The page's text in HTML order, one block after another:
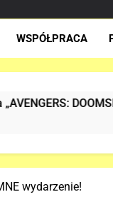
Nowy
WSPÓŁPRACA
wydarzenie!